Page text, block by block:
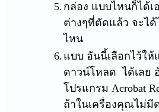
5. กล่อง แบบไหนก็ได้เ
ต่างๆที่ตัดแล้ว จะได้
ไหน
6. แบบ อันนี้เลือกไว้ให้
ดาวน์โหลด ได้เลย
โปรแกรม Acrobat
ถ้าในเครื่องคุณไม่มี